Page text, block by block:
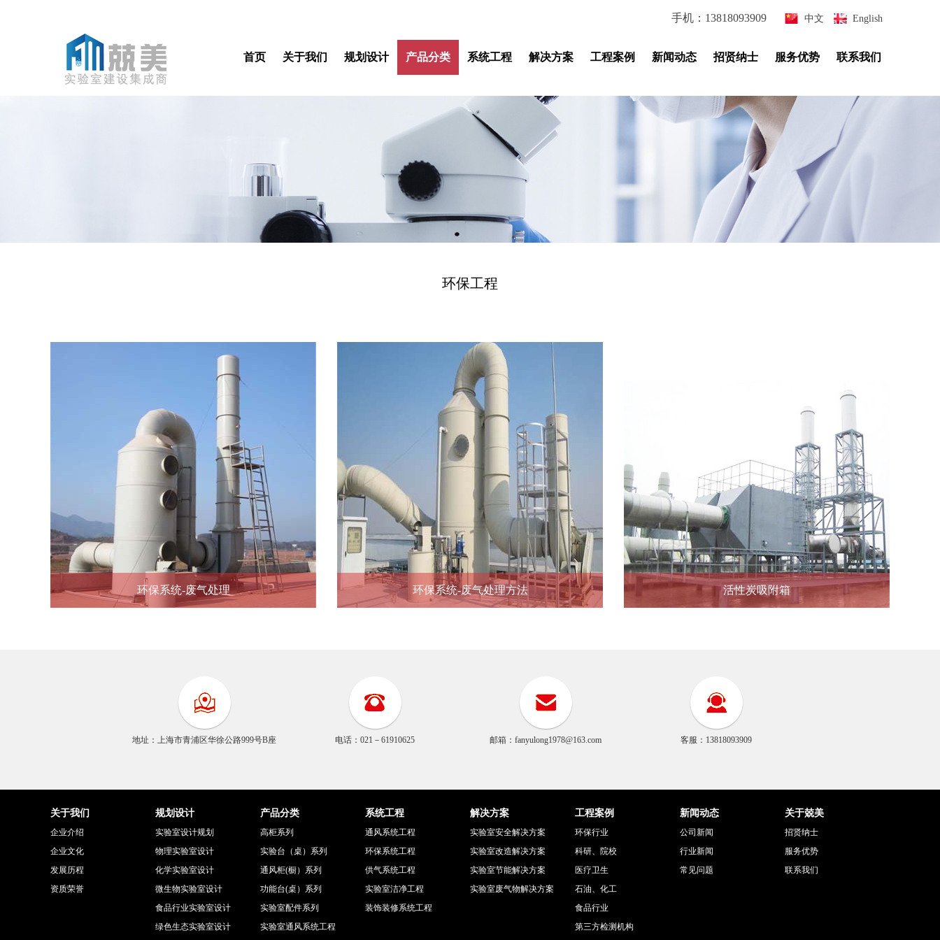
手机：13818093909 中文 English
首页 关于我们 规划设计 产品分类 系统工程 解决方案 工程案例 新闻动态 招贤纳士 服务优势 联系我们
环保工程
环保系统-废气处理 环保系统-废气处理方法 活性炭吸附箱
地址：上海市青浦区华徐公路999号B座 电话：021－61910625 邮箱：fanyulong1978@163.com 客服：13818093909
关于我们
企业介绍
企业文化
发展历程
资质荣誉
规划设计
实验室设计规划
物理实验室设计
化学实验室设计
微生物实验室设计
食品行业实验室设计
绿色生态实验室设计
产品分类
高柜系列
实验台（桌）系列
通风柜(橱）系列
功能台(桌）系列
实验室配件系列
实验室通风系统工程
系统工程
通风系统工程
环保系统工程
供气系统工程
实验室洁净工程
装饰装修系统工程
解决方案
实验室安全解决方案
实验室改造解决方案
实验室节能解决方案
实验室废气物解决方案
工程案例
环保行业
科研、院校
医疗卫生
石油、化工
食品行业
第三方检测机构
新闻动态
公司新闻
行业新闻
常见问题
关于兢美
招贤纳士
服务优势
联系我们